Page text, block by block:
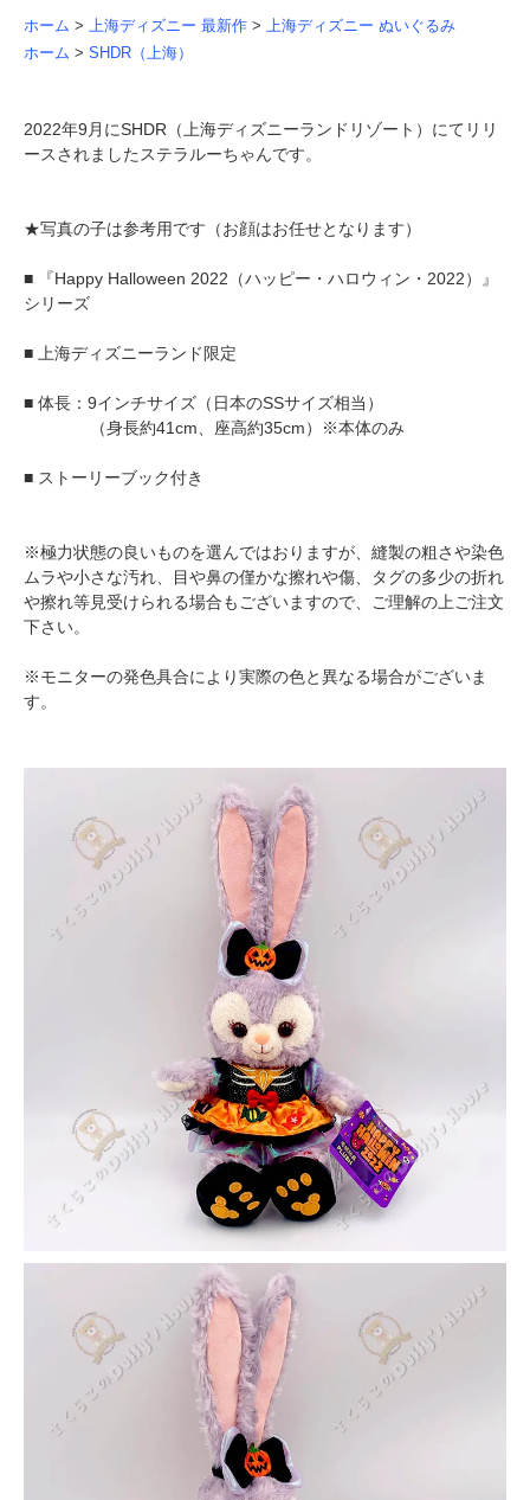
ホーム > 上海ディズニー 最新作 > 上海ディズニー ぬいぐるみ
ホーム > SHDR（上海）
2022年9月にSHDR（上海ディズニーランドリゾート）にてリリ
ースされましたステラルーちゃんです。
★写真の子は参考用です（お顔はお任せとなります）
■ 『Happy Halloween 2022（ハッピー・ハロウィン・2022）』
シリーズ
■ 上海ディズニーランド限定
■ 体長：9インチサイズ（日本のSSサイズ相当）
（身長約41cm、座高約35cm）※本体のみ
■ ストーリーブック付き
※極力状態の良いものを選んではおりますが、縫製の粗さや染色
ムラや小さな汚れ、目や鼻の僅かな擦れや傷、タグの多少の折れ
や擦れ等見受けられる場合もございますので、ご理解の上ご注文
下さい。
※モニターの発色具合により実際の色と異なる場合がございま
す。